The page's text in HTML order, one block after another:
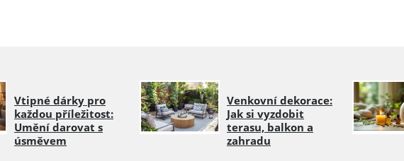
Vtipné dárky pro
každou příležitost:
Umění darovat s
úsměvem
Venkovní dekorace:
Jak si vyzdobit
terasu, balkon a
zahradu